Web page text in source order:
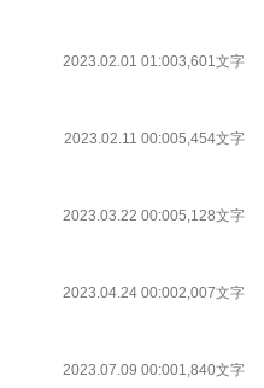
2023.02.01 01:003,601文字
2023.02.11 00:005,454文字
2023.03.22 00:005,128文字
2023.04.24 00:002,007文字
2023.07.09 00:001,840文字